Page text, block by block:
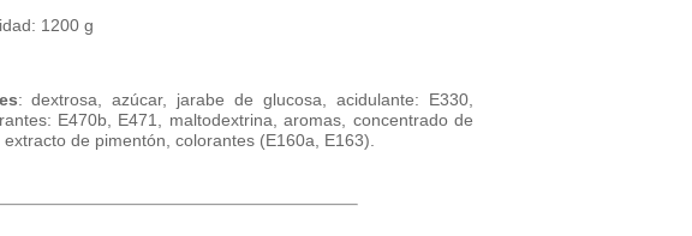
1200 g
: dextrosa, azúcar, jarabe de glucosa, acidulante: E330,
E470b, E471, maltodextrina, aromas, concentrado de
de pimentón, colorantes (E160a, E163).